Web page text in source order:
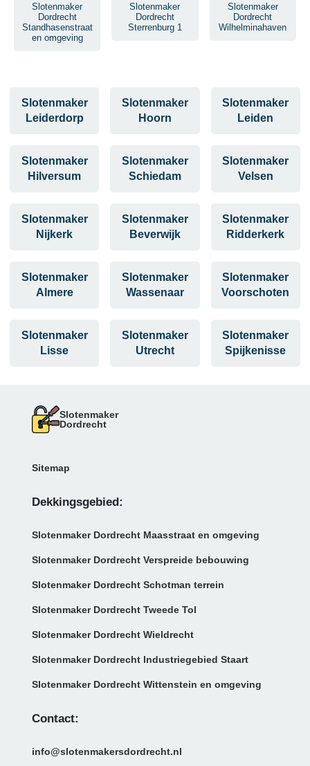
Slotenmaker
Dordrecht
Standhasenstraat
en omgeving
Slotenmaker
Dordrecht
Sterrenburg 1
Slotenmaker
Dordrecht
Wilhelminahaven
Slotenmaker
Leiderdorp
Slotenmaker
Hoorn
Slotenmaker
Leiden
Slotenmaker
Hilversum
Slotenmaker
Schiedam
Slotenmaker
Velsen
Slotenmaker
Nijkerk
Slotenmaker
Beverwijk
Slotenmaker
Ridderkerk
Slotenmaker
Almere
Slotenmaker
Wassenaar
Slotenmaker
Voorschoten
Slotenmaker
Lisse
Slotenmaker
Utrecht
Slotenmaker
Spijkenisse
Slotenmaker
Dordrecht
Sitemap
Dekkingsgebied:
Slotenmaker Dordrecht Maasstraat en omgeving
Slotenmaker Dordrecht Verspreide bebouwing
Slotenmaker Dordrecht Schotman terrein
Slotenmaker Dordrecht Tweede Tol
Slotenmaker Dordrecht Wieldrecht
Slotenmaker Dordrecht Industriegebied Staart
Slotenmaker Dordrecht Wittenstein en omgeving
Contact:
info@slotenmakersdordrecht.nl